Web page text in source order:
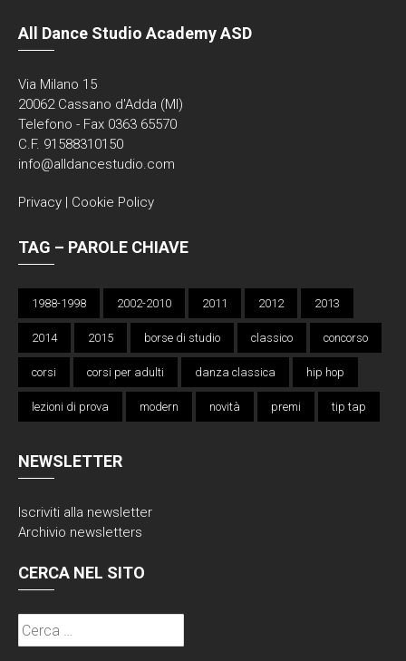
All Dance Studio Academy ASD
Via Milano 15
20062 Cassano d'Adda (MI)
Telefono - Fax 0363 65570
C.F. 91588310150
info@alldancestudio.com
Privacy | Cookie Policy
TAG – PAROLE CHIAVE
1988-1998 2002-2010 2011 2012 2013
2014 2015 borse di studio classico concorso
corsi corsi per adulti danza classica hip hop
lezioni di prova modern novità premi tip tap
NEWSLETTER
Iscriviti alla newsletter
Archivio newsletters
CERCA NEL SITO
Ricerca
per: